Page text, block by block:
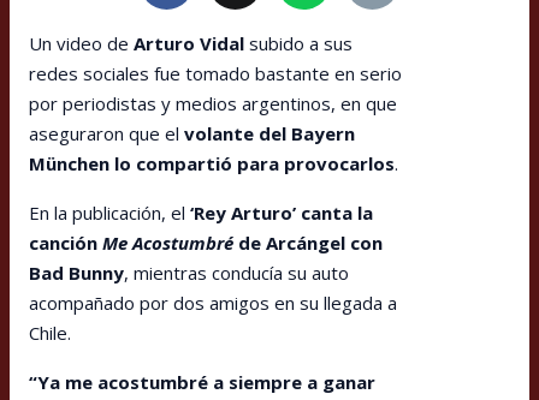
Un video de Arturo Vidal subido a sus
redes sociales fue tomado bastante en serio
por periodistas y medios argentinos, en que
aseguraron que el volante del Bayern
München lo compartió para provocarlos.
En la publicación, el ‘Rey Arturo’ canta la
canción Me Acostumbré de Arcángel con
Bad Bunny, mientras conducía su auto
acompañado por dos amigos en su llegada a
Chile.
“Ya me acostumbré a siempre a ganar